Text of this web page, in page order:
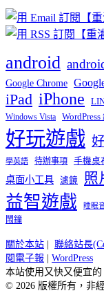
android
Google Chrome
iPad iPhone
Windows Vista
好玩遊戲
學英語 待辦事項 手機桌
桌面小工具 濾鏡 照
益智遊戲 睡眠
鬧鐘
關於本站 聯絡站長
閱電子報
WordPress
本站使用又快又便宜的
© 2026 版權所有，非